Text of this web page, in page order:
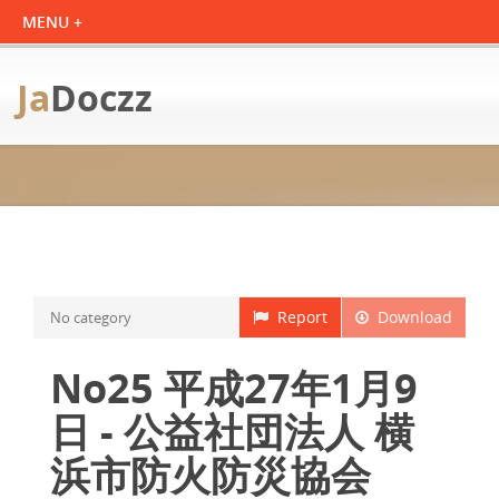
JaDoczz
Download
Report
No category
No25 平成27年1月9
日 - 公益社団法人 横
浜市防火防災協会